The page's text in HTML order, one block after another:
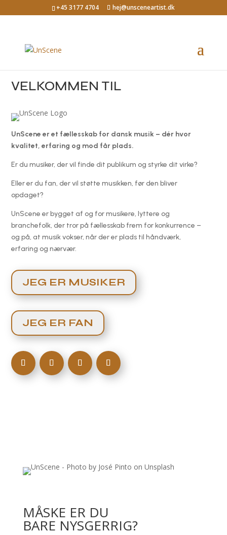
+45 3177 4704 hej@unsceneartist.dk
VELKOMMEN TIL
UnScene er et fællesskab for dansk musik – dér hvor
kvalitet, erfaring og mod får plads.
Er du musiker, der vil finde dit publikum og styrke dit virke?
Eller er du fan, der vil støtte musikken, før den bliver
opdaget?
UnScene er bygget af og for musikere, lyttere og
branchefolk, der tror på fællesskab frem for konkurrence –
og på, at musik vokser, når der er plads til håndværk,
erfaring og nærvær.
JEG ER MUSIKER
JEG ER FAN
MÅSKE ER DU
BARE NYSGERRIG?